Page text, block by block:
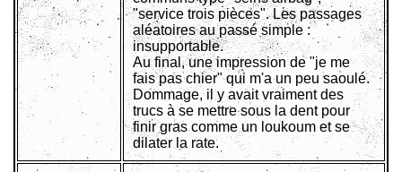
"service trois pièces". Les passages
aléatoires au passé simple :
insupportable.
Au final, une impression de "je me
fais pas chier" qui m'a un peu saoulé.
Dommage, il y avait vraiment des
trucs à se mettre sous la dent pour
finir gras comme un loukoum et se
dilater la rate.